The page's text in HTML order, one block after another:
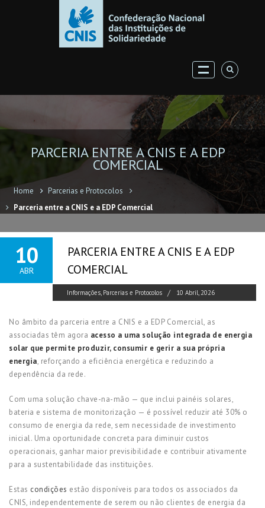
PARCERIA ENTRE A CNIS E A EDP
COMERCIAL
Home
Parcerias e Protocolos
Parceria entre a CNIS e a EDP Comercial
10
ABR
PARCERIA ENTRE A CNIS E A EDP
COMERCIAL
Informações, Parcerias e Protocolos 10 Abril, 2026
No âmbito da parceria entre a CNIS e a EDP Comercial, as
associadas têm agora acesso a uma solução integrada de energia
solar que permite produzir, consumir e gerir a sua própria
energia, reforçando a eficiência energética e reduzindo a
dependência da rede.
Com uma solução chave-na-mão — que inclui painéis solares,
bateria e sistema de monitorização — é possível reduzir até 30% o
consumo de energia da rede, sem necessidade de investimento
inicial. Uma oportunidade concreta para diminuir custos
operacionais, ganhar maior previsibilidade e contribuir ativamente
para a sustentabilidade das instituições.
Estas condições estão disponíveis para todos os associados da
CNIS, independentemente de serem ou não clientes de energia da